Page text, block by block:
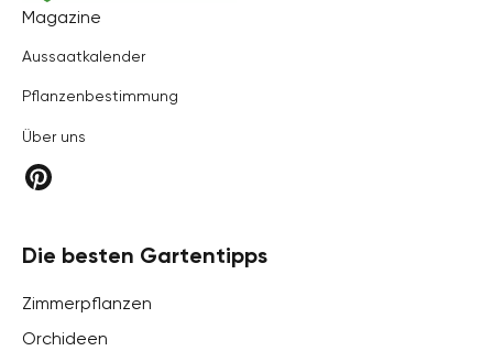
Hortica
Magazine
Aussaatkalender
Pflanzenbestimmung
Über uns
Die besten Gartentipps
Zimmerpflanzen
Orchideen